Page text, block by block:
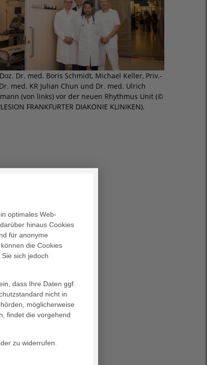
Dr. med. Boris Schmidt, Michael Keller, Priv.-
med. KR Julian Chun und Dr. med. Ulrich
(von links) vor der neuen Rhythmus Unit (©
FRANKFURTER DIAKONIE KLINIKEN).
optimales Web-
hinaus Cookies
für anonyme
die Cookies
sich jedoch
dass Ihre Daten ggf.
nicht in
möglicherweise
findet die vorgehend
zu widerrufen.